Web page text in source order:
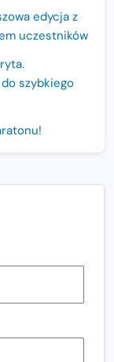
edycja z
uczestników
szybkiego
dzień po
w